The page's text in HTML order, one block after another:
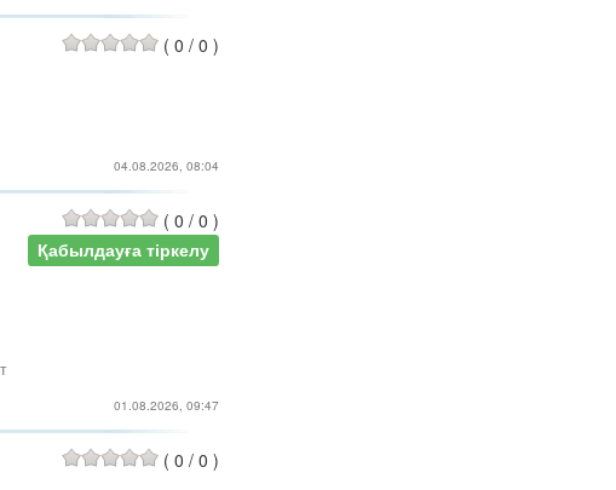
( 0 / 0 )
04.08.2026, 08:04
( 0 / 0 )
Қабылдауға тіркелу
01.08.2026, 09:47
( 0 / 0 )